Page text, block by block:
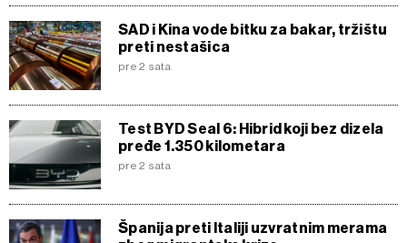
SAD i Kina vode bitku za bakar, tržištu
preti nestašica
pre 2 sata
Test BYD Seal 6: Hibrid koji bez dizela
pređe 1.350 kilometara
pre 2 sata
Španija preti Italiji uzvratnim merama